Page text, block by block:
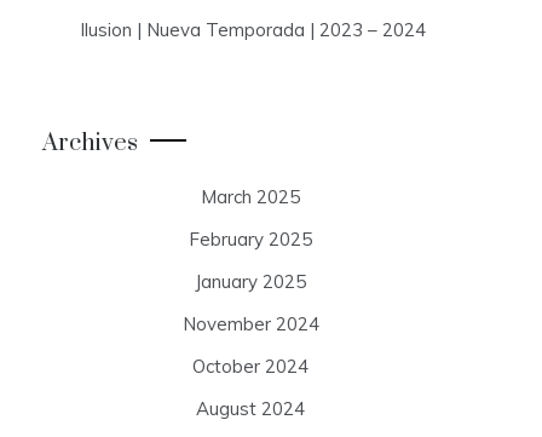
Ilusion | Nueva Temporada | 2023 – 2024
Archives
March 2025
February 2025
January 2025
November 2024
October 2024
August 2024